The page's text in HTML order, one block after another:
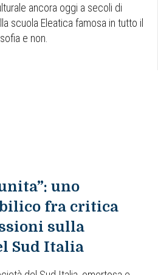
ancora oggi a secoli di
scuola Eleatica famosa in tutto il
e non.
uno
fra critica
sulla
Sud Italia